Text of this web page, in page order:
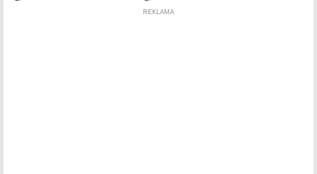
REKLAMA